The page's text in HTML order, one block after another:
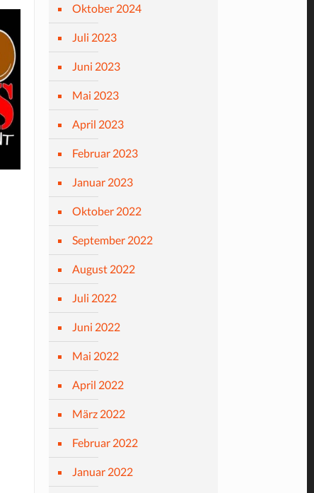
Oktober 2024
Juli 2023
Juni 2023
Mai 2023
April 2023
Februar 2023
Januar 2023
Oktober 2022
September 2022
August 2022
Juli 2022
Juni 2022
Mai 2022
April 2022
März 2022
Februar 2022
Januar 2022